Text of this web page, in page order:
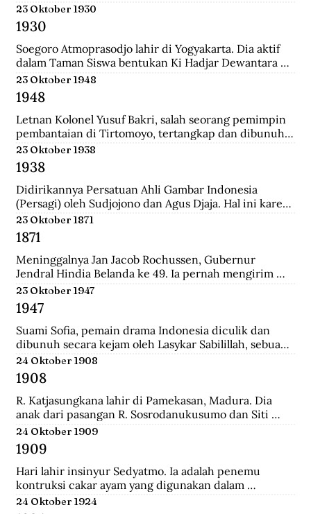
23 Oktober 1930
1930
Soegoro Atmoprasodjo lahir di Yogyakarta. Dia aktif
dalam Taman Siswa bentukan Ki Hadjar Dewantara
dan aktivis Partai Indonesia (Partindo). Pada 1935, dia
dibuang ke Digul, Tanah Merah, Papua, dengan
tuduhan terlibat pemberontakan Partai Komunis
Indonesia terhadap Belanda pada 1926/1927 di Jawa
Tengah.
23 Oktober 1948
1948
Letnan Kolonel Yusuf Bakri, salah seorang pemimpin
pembantaian di Tirtomoyo, tertangkap dan dibunuh
di Wonogiri.
23 Oktober 1938
1938
Didirikannya Persatuan Ahli Gambar Indonesia
(Persagi) oleh Sudjojono dan Agus Djaja. Hal ini karena
persatuan seniman Belanda mengadakan pameran
lukisan untuk seniman Indonesia, sehingga seniman
Indonesia juga mau memamerkan karyanya.
23 Oktober 1871
1871
Meninggalnya Jan Jacob Rochussen, Gubernur
Jendral Hindia Belanda ke 49. Ia pernah mengirim
ekspedisi ke Bali, Palembang, Bangka, Sulawesi
Selatan, dan lainnya. Ia juga yang meresmikan
pembukaan tambang batu bara di wilayah Kesultanan
Banjar yang dinamakan Tambang Batu Bara Oranje
Nassau.
23 Oktober 1947
1947
Suami Sofia, pemain drama Indonesia diculik dan
dibunuh secara kejam oleh Lasykar Sabilillah, sebuah
unit bagian dari kelompok DI/TII. Sejak itulah ia
harus berjuang untuk mneghidupi anak-anaknya dan
keluar dari dunia ketenarannya.
24 Oktober 1908
1908
R. Katjasungkana lahir di Pamekasan, Madura. Dia
anak dari pasangan R. Sosrodanukusumo dan Siti
Rusuli. Sosrodanukusumo, wedana di Sampang dan
Bangkalan, merupakan lulusan terbaik Sekolah
Pegawai Pangreh Praja (Mosvia) di Probolinggo,
pendiri Sarikat Islam di Sampang, serta aktivis
koperasi garam rakyat yang berjuang agar harga
garam tak ditentukan sewenang-wenang oleh
24 Oktober 1909
1909
Hari lahir insinyur Sedyatmo. Ia adalah penemu
kontruksi cakar ayam yang digunakan dalam
bangunan-bangunan tinggi. Sedyatmo menyelesaikan
24 Oktober 1924